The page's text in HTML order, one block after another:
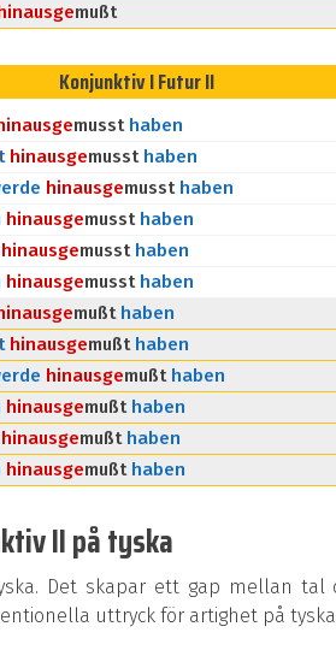
gemußt
Konjunktiv I Futur II
gemusst haben
hinausgemusst haben
hinausgemusst haben
hinausgemusst haben
hinausgemusst haben
hinausgemusst haben
gemußt haben
hinausgemußt haben
hinausgemußt haben
hinausgemußt haben
hinausgemußt haben
hinausgemußt haben
II på tyska
Det skapar ett gap mellan tal
uttryck för artighet på